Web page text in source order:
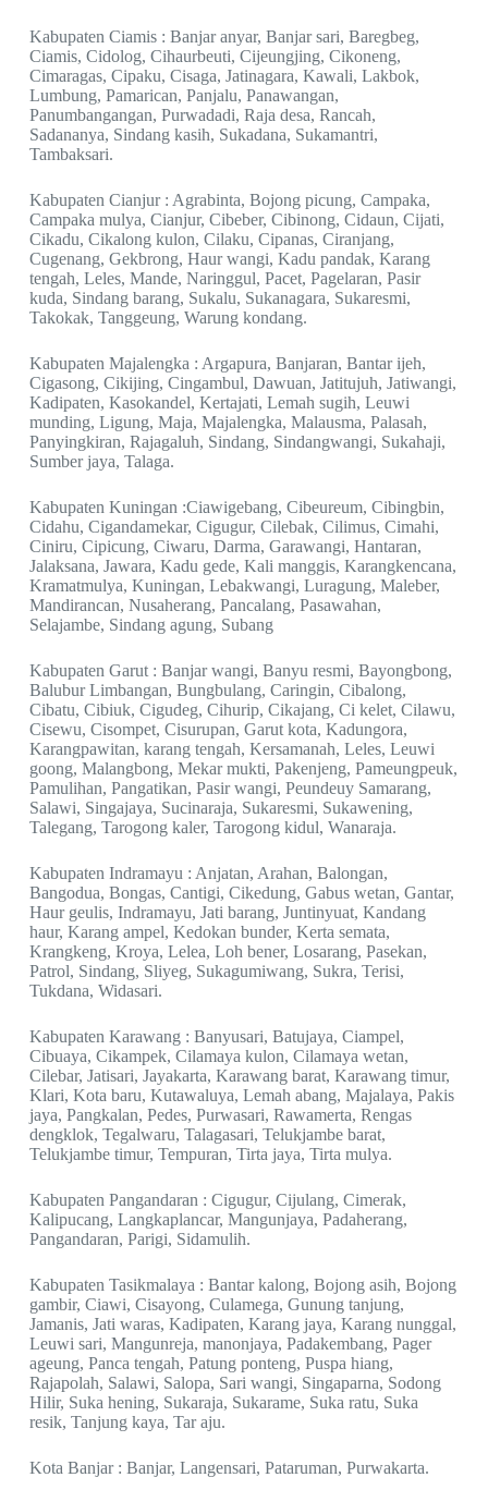
Kabupaten Ciamis : Banjar anyar, Banjar sari, Baregbeg,
Ciamis, Cidolog, Cihaurbeuti, Cijeungjing, Cikoneng,
Cimaragas, Cipaku, Cisaga, Jatinagara, Kawali, Lakbok,
Lumbung, Pamarican, Panjalu, Panawangan,
Panumbangangan, Purwadadi, Raja desa, Rancah,
Sadananya, Sindang kasih, Sukadana, Sukamantri,
Tambaksari.
Kabupaten Cianjur : Agrabinta, Bojong picung, Campaka,
Campaka mulya, Cianjur, Cibeber, Cibinong, Cidaun, Cijati,
Cikadu, Cikalong kulon, Cilaku, Cipanas, Ciranjang,
Cugenang, Gekbrong, Haur wangi, Kadu pandak, Karang
tengah, Leles, Mande, Naringgul, Pacet, Pagelaran, Pasir
kuda, Sindang barang, Sukalu, Sukanagara, Sukaresmi,
Takokak, Tanggeung, Warung kondang.
Kabupaten Majalengka : Argapura, Banjaran, Bantar ijeh,
Cigasong, Cikijing, Cingambul, Dawuan, Jatitujuh, Jatiwangi,
Kadipaten, Kasokandel, Kertajati, Lemah sugih, Leuwi
munding, Ligung, Maja, Majalengka, Malausma, Palasah,
Panyingkiran, Rajagaluh, Sindang, Sindangwangi, Sukahaji,
Sumber jaya, Talaga.
Kabupaten Kuningan :Ciawigebang, Cibeureum, Cibingbin,
Cidahu, Cigandamekar, Cigugur, Cilebak, Cilimus, Cimahi,
Ciniru, Cipicung, Ciwaru, Darma, Garawangi, Hantaran,
Jalaksana, Jawara, Kadu gede, Kali manggis, Karangkencana,
Kramatmulya, Kuningan, Lebakwangi, Luragung, Maleber,
Mandirancan, Nusaherang, Pancalang, Pasawahan,
Selajambe, Sindang agung, Subang
Kabupaten Garut : Banjar wangi, Banyu resmi, Bayongbong,
Balubur Limbangan, Bungbulang, Caringin, Cibalong,
Cibatu, Cibiuk, Cigudeg, Cihurip, Cikajang, Ci kelet, Cilawu,
Cisewu, Cisompet, Cisurupan, Garut kota, Kadungora,
Karangpawitan, karang tengah, Kersamanah, Leles, Leuwi
goong, Malangbong, Mekar mukti, Pakenjeng, Pameungpeuk,
Pamulihan, Pangatikan, Pasir wangi, Peundeuy Samarang,
Salawi, Singajaya, Sucinaraja, Sukaresmi, Sukawening,
Talegang, Tarogong kaler, Tarogong kidul, Wanaraja.
Kabupaten Indramayu : Anjatan, Arahan, Balongan,
Bangodua, Bongas, Cantigi, Cikedung, Gabus wetan, Gantar,
Haur geulis, Indramayu, Jati barang, Juntinyuat, Kandang
haur, Karang ampel, Kedokan bunder, Kerta semata,
Krangkeng, Kroya, Lelea, Loh bener, Losarang, Pasekan,
Patrol, Sindang, Sliyeg, Sukagumiwang, Sukra, Terisi,
Tukdana, Widasari.
Kabupaten Karawang : Banyusari, Batujaya, Ciampel,
Cibuaya, Cikampek, Cilamaya kulon, Cilamaya wetan,
Cilebar, Jatisari, Jayakarta, Karawang barat, Karawang timur,
Klari, Kota baru, Kutawaluya, Lemah abang, Majalaya, Pakis
jaya, Pangkalan, Pedes, Purwasari, Rawamerta, Rengas
dengklok, Tegalwaru, Talagasari, Telukjambe barat,
Telukjambe timur, Tempuran, Tirta jaya, Tirta mulya.
Kabupaten Pangandaran : Cigugur, Cijulang, Cimerak,
Kalipucang, Langkaplancar, Mangunjaya, Padaherang,
Pangandaran, Parigi, Sidamulih.
Kabupaten Tasikmalaya : Bantar kalong, Bojong asih, Bojong
gambir, Ciawi, Cisayong, Culamega, Gunung tanjung,
Jamanis, Jati waras, Kadipaten, Karang jaya, Karang nunggal,
Leuwi sari, Mangunreja, manonjaya, Padakembang, Pager
ageung, Panca tengah, Patung ponteng, Puspa hiang,
Rajapolah, Salawi, Salopa, Sari wangi, Singaparna, Sodong
Hilir, Suka hening, Sukaraja, Sukarame, Suka ratu, Suka
resik, Tanjung kaya, Tar aju.
Kota Banjar : Banjar, Langensari, Pataruman, Purwakarta.